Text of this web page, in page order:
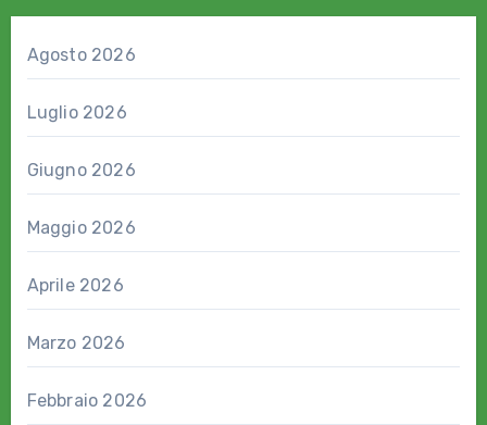
Agosto 2026
Luglio 2026
Giugno 2026
Maggio 2026
Aprile 2026
Marzo 2026
Febbraio 2026